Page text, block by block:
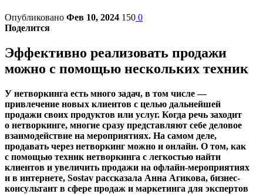
Опубликовано Фев 10, 2024 150 0
Поделится
Эффективно реализовать продажи
можно с помощью нескольких техник
У нетворкинга есть много задач, в том числе —
привлечение новых клиентов с целью дальнейшей
продажи своих продуктов или услуг. Когда речь заходит
о нетворкинге, многие сразу представляют себе деловое
взаимодействие на мероприятиях. На самом деле,
продавать через нетворкинг можно и онлайн. О том, как
c помощью техник нетворкинга с легкостью найти
клиентов и увеличить продажи на офлайн-мероприятиях
и в интернете, Sostav рассказала Анна Агикова, бизнес-
консультант в сфере продаж и маркетинга для экспертов